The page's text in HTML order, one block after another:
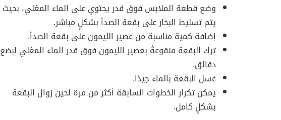
وضع قطعة الملابس فوق قدر يحتوي على الماء المغلي، بحيث
يتم تسليط البخار على بقعة الصدأ بشكلٍ مباشر.
إضافة كمية مناسبة من عصير الليمون على بقعة الصدأ.
ترك البقعة منقوعةً بعصير الليمون فوق قدر الماء المغلي لبضع
دقائق.
غسل البقعة بالماء جيدًا.
يمكن تكرار الخطوات السابقة أكثر من مرة لحين زوال البقعة
بشكلٍ كامل.